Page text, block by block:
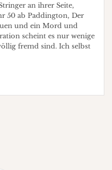
an ihrer Seite,
50 ab Paddington, Der
und ein Mord und
scheint es nur wenige
fremd sind. Ich selbst